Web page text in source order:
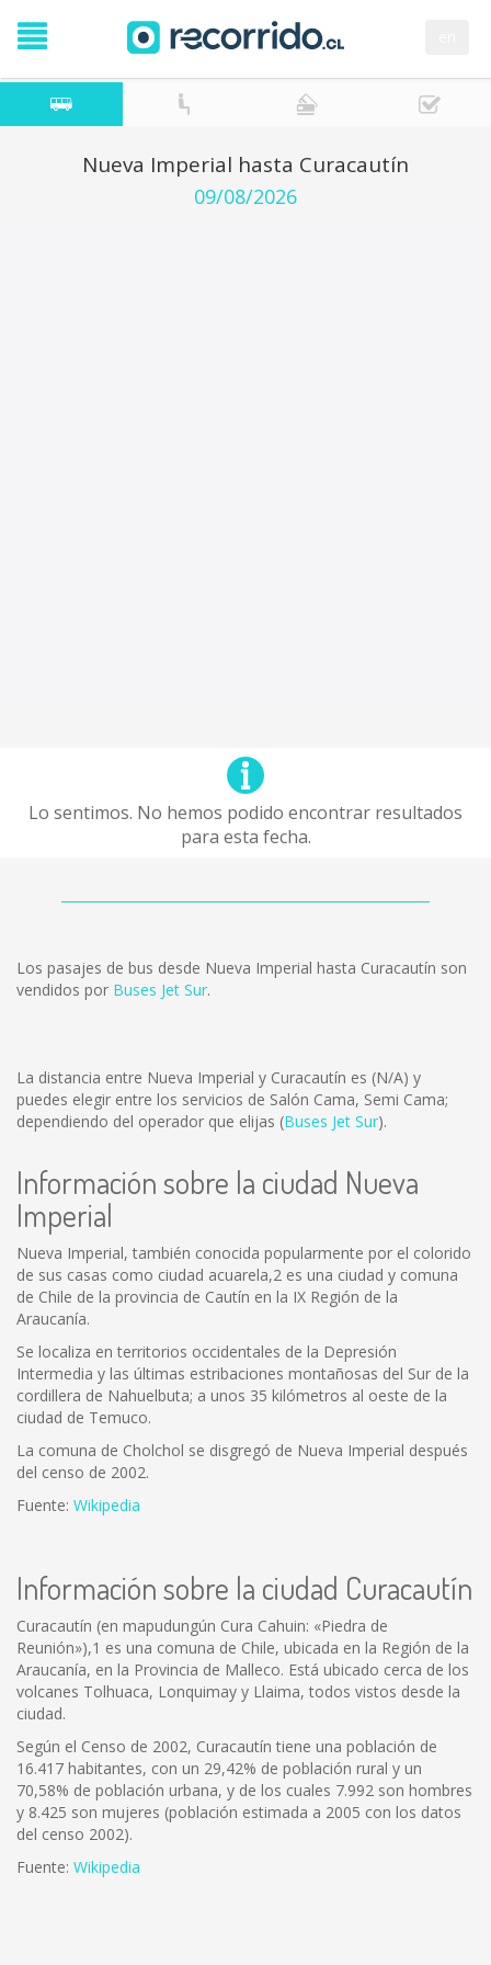
Nueva Imperial hasta Curacautín
09/08/2026
Lo sentimos. No hemos podido encontrar resultados
para esta fecha.
Los pasajes de bus desde Nueva Imperial hasta Curacautín son
vendidos por Buses Jet Sur.
La distancia entre Nueva Imperial y Curacautín es (N/A) y
puedes elegir entre los servicios de Salón Cama, Semi Cama;
dependiendo del operador que elijas (Buses Jet Sur).
Información sobre la ciudad Nueva
Imperial
Nueva Imperial, también conocida popularmente por el colorido
de sus casas como ciudad acuarela,2 es una ciudad y comuna
de Chile de la provincia de Cautín en la IX Región de la
Araucanía.
Se localiza en territorios occidentales de la Depresión
Intermedia y las últimas estribaciones montañosas del Sur de la
cordillera de Nahuelbuta; a unos 35 kilómetros al oeste de la
ciudad de Temuco.
La comuna de Cholchol se disgregó de Nueva Imperial después
del censo de 2002.
Fuente: Wikipedia
Información sobre la ciudad Curacautín
Curacautín (en mapudungún Cura Cahuin: «Piedra de
Reunión»),1 es una comuna de Chile, ubicada en la Región de la
Araucanía, en la Provincia de Malleco. Está ubicado cerca de los
volcanes Tolhuaca, Lonquimay y Llaima, todos vistos desde la
ciudad.
Según el Censo de 2002, Curacautín tiene una población de
16.417 habitantes, con un 29,42% de población rural y un
70,58% de población urbana, y de los cuales 7.992 son hombres
y 8.425 son mujeres (población estimada a 2005 con los datos
del censo 2002).
Fuente: Wikipedia